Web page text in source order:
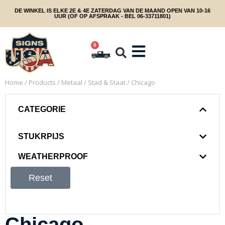
DE WINKEL IS ELKE 2E & 4E ZATERDAG VAN DE MAAND OPEN VAN 10-16
UUR (OF OP AFSPRAAK - BEL 06-33711801)
0
Home / Products / Metaal / Stad & Staat/ Chicago
CATEGORIE
STUKRPIJS
WEATHERPROOF
Reset